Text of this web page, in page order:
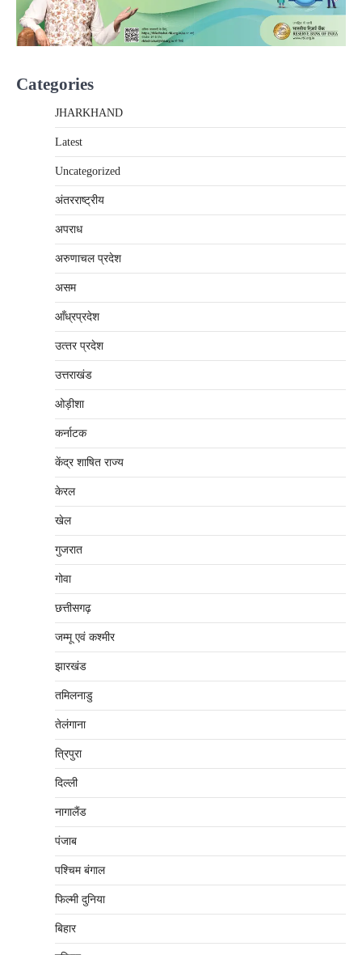
Categories
JHARKHAND
Latest
Uncategorized
अंतरराष्‍ट्रीय
अपराध
अरुणाचल प्रदेश
असम
आँध्रप्रदेश
उत्‍तर प्रदेश
उत्तराखंड
ओड़ीशा
कर्नाटक
केंद्र शाषित राज्य
केरल
खेल
गुजरात
गोवा
छत्तीसगढ़
जम्‍मू एवं कश्‍मीर
झारखंड
तमिलनाडु
तेलंगाना
त्रिपुरा
दिल्‍ली
नागालैंड
पंजाब
पश्चिम बंगाल
फिल्मी दुनिया
बिहार